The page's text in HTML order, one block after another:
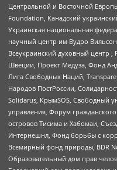
Центральной и Восточной
Foundation, Канадский
Украинская национальная
научный центр им Вудро
Всеукраинский духовный центр ,
Швеции, Проект Медуза, Фонд
Лига Свободных Наций,
Народов ПостРоссии,
Solidarus, КрымSOS, Свободный
управления, Форум
островов Тисима и Хабомаи,
Интернешнл, Фонд борьбы с
Всемирный фонд природы, BDR
Образовательный дом прав